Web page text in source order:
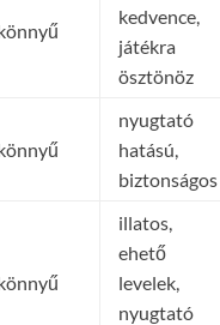
kedvence,
játékra
ösztönöz
nyugtató
hatású,
biztonságos
illatos,
ehető
levelek,
nyugtató